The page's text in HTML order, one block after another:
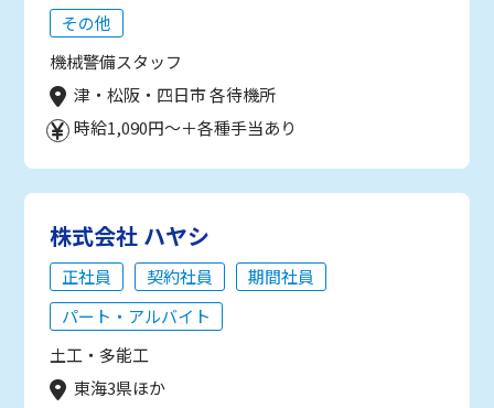
その他
機械警備スタッフ
津・松阪・四日市 各待機所
時給1,090円～＋各種手当あり
株式会社 ハヤシ
正社員 契約社員
期間社員
パート・アルバイト
土工・多能工
東海3県ほか